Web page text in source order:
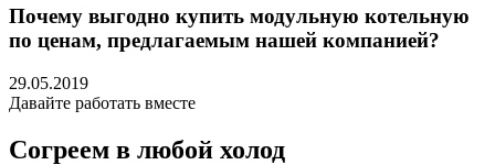
Почему выгодно купить модульную котельную
по ценам, предлагаемым нашей компанией?
29.05.2019
Давайте работать вместе
Согреем в любой холод